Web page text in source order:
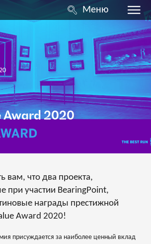
Меню
Award 2020
вам, что два проекта,
при участии BearingPoint,
награды престижной
Award 2020!
присуждается за наиболее ценный вклад